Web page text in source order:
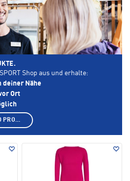
Shop aus und erhalte:
deiner Nähe
Ort
SHOP AUSWÄHLEN UND PRODUKTE ANZEIGEN